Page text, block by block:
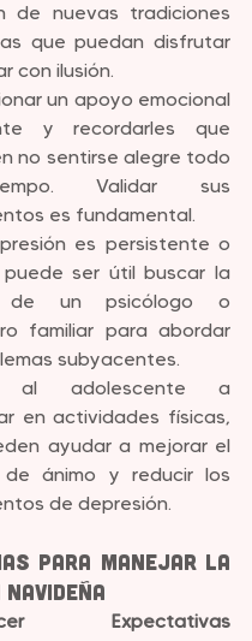
de nuevas tradiciones
que puedan disfrutar
con ilusión.
un apoyo emocional
y recordarles que
no sentirse alegre todo
Validar sus
es fundamental.
es persistente o
ser útil buscar la
de un psicólogo o
familiar para abordar
subyacentes.
al adolescente a
en actividades físicas,
ayudar a mejorar el
ánimo y reducir los
de depresión.
para Manejar la
Expectativas